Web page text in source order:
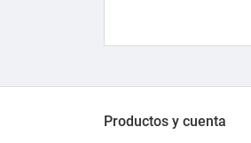
Productos y cuenta